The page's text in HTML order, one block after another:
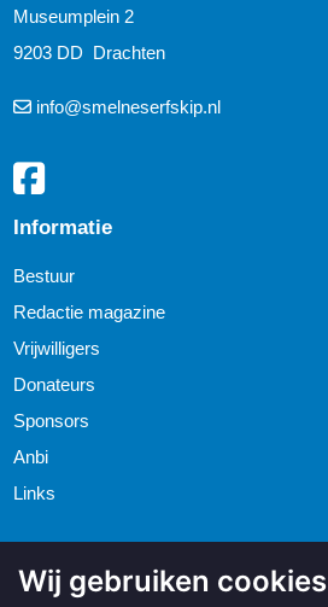
Wij gebruiken cookies
Museumplein 2
9203 DD Drachten
info@smelneserfskip.nl
Informatie
Bestuur
Redactie magazine
Vrijwilligers
Donateurs
Sponsors
Anbi
Links